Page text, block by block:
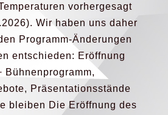
vorhergesagt
Wir haben uns daher
Programm-Änderungen
entschieden: Eröffnung
Bühnenprogramm,
Präsentationsstände
bleiben Die Eröffnung des